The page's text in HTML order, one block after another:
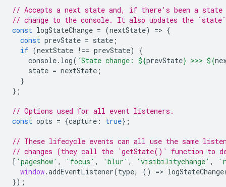
// Accepts a next state and, if there's been a state
// change to the console. It also updates the `state`
const logStateChange = (nextState) => {
const prevState = state ;
if (nextState !== prevState)
{
console. log( `State change: ${prevState} >>> ${
state = nextState ;
}
};
// Options used for all event listeners.
const opts = {capture : true};
// These lifecycle events can all use the same
// changes (they call the `getState()` function to
[ 'pageshow' , 'focus' , 'blur' , 'visibilitychange' ,
window.addEventListener(type, () => logStateChange
});